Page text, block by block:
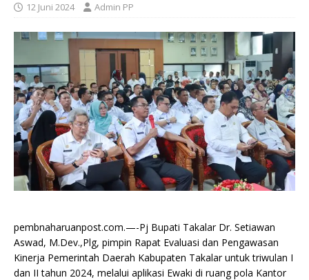
12 Juni 2024 Admin PP
pembnaharuanpost.com.—-Pj Bupati Takalar Dr. Setiawan
Aswad, M.Dev.,Plg, pimpin Rapat Evaluasi dan Pengawasan
Kinerja Pemerintah Daerah Kabupaten Takalar untuk triwulan I
dan II tahun 2024, melalui aplikasi Ewaki di ruang pola Kantor